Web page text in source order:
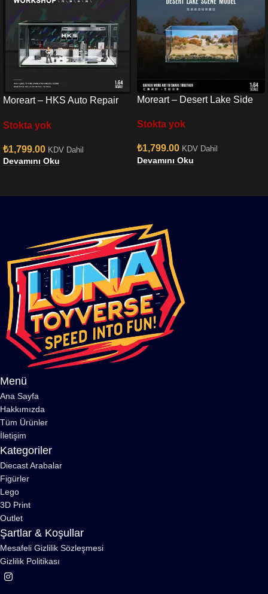
Moreart – HKS Auto Repair
Stokta yok
₺1,799.00 KDV Dahil
Devamını Oku
Moreart – Desert Lake Side
Stokta yok
₺1,799.00 KDV Dahil
Devamını Oku
Menü
Ana Sayfa
Hakkımızda
Tüm Ürünler
İletişim
Kategoriler
Diecast Arabalar
Figürler
Lego
3D Print
Outlet
Şartlar & Koşullar
Mesafeli Gizlilik Sözleşmesi
Gizlilik Politikası